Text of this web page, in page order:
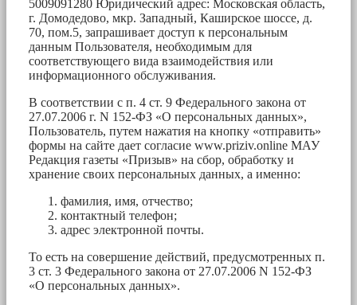
5009091280 Юридический адрес: Московская область,
г. Домодедово, мкр. Западный, Каширское шоссе, д.
70, пом.5, запрашивает доступ к персональным
данным Пользователя, необходимым для
соответствующего вида взаимодействия или
информационного обслуживания.
В соответствии с п. 4 ст. 9 Федерального закона от
27.07.2006 г. N 152-ФЗ «О персональных данных»,
Пользователь, путем нажатия на кнопку «отправить»
формы на сайте дает согласие www.priziv.online МАУ
Редакция газеты «Призыв» на сбор, обработку и
хранение своих персональных данных, а именно:
фамилия, имя, отчество;
контактный телефон;
адрес электронной почты.
То есть на совершение действий, предусмотренных п.
3 ст. 3 Федерального закона от 27.07.2006 N 152-ФЗ
«О персональных данных».